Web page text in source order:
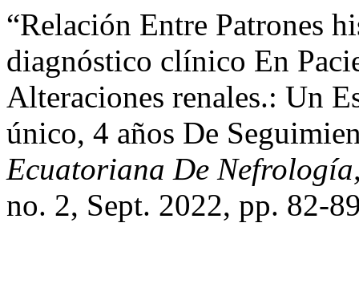
“Relación Entre Patrones
diagnóstico clínico En
Alteraciones renales.: Un
único, 4 años De
Ecuatoriana De
no. 2, Sept. 2022, pp. 82-